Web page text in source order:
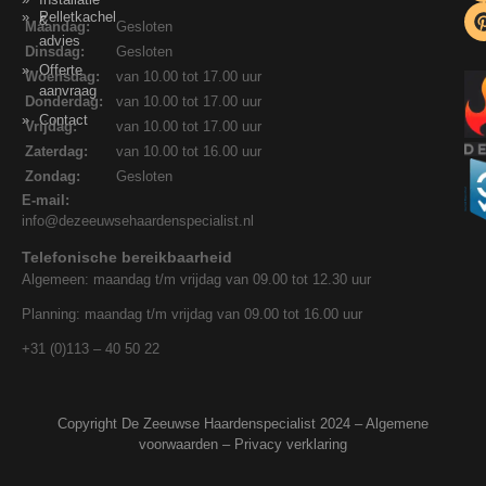
&
advies
Offerte
aanvraag
Contact
Pelletkachel
Maandag:
Gesloten
Dinsdag:
Gesloten
Woensdag:
van 10.00 tot 17.00 uur
Donderdag:
van 10.00 tot 17.00 uur
Vrijdag:
van 10.00 tot 17.00 uur
Zaterdag:
van 10.00 tot 16.00 uur
Zondag:
Gesloten
E-mail:
info@dezeeuwsehaardenspecialist.nl
Telefonische bereikbaarheid
Algemeen: maandag t/m vrijdag van 09.00 tot 12.30 uur
Planning: maandag t/m vrijdag van 09.00 tot 16.00 uur
+31 (0)113 – 40 50 22
Copyright De Zeeuwse Haardenspecialist 2024 – Algemene
voorwaarden – Privacy verklaring